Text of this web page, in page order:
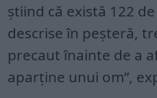
știind că există 122
descrise în peșteră,
precaut înainte de a
aparține unui om”,